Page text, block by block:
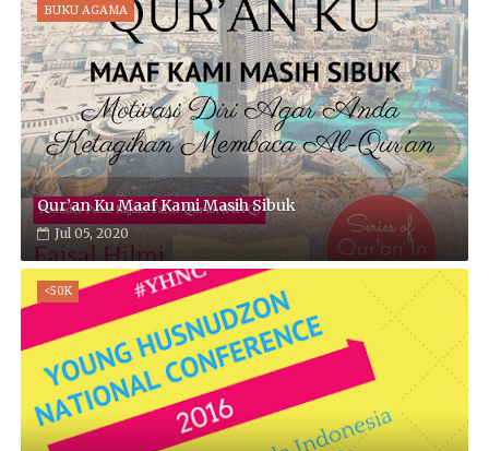
BUKU AGAMA
Qur’an Ku Maaf Kami Masih Sibuk
Jul 05, 2020
<50K